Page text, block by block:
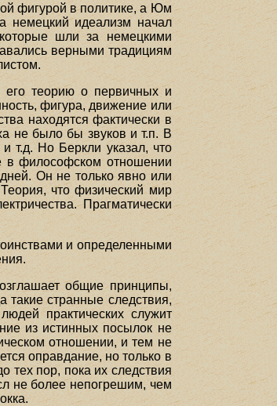
фигурой в политике, а Юм
немецкий идеализм начал
шли за немецкими
верными традициям
его теорию о первичных и
фигура, движение или
находятся фактически в
не было бы звуков и т.п. В
т.д. Но Беркли указал, что
в философском отношении
Он не только явно или
что физический мир
Прагматически
и определенными
общие принципы,
такие странные следствия,
практических служит
из истинных посылок не
отношении, и тем не
оправдание, но только в
тех пор, пока их следствия
не более непогрешим, чем